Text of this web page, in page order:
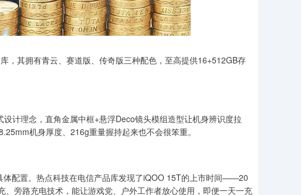
，其拥有青云、赛道版、传奇版三种配色，至高提供16+512GB存
计理念，直角金属中框+悬浮Deco镜头模组造型让机身辨识度拉
机身厚度、216g重量握持起来也不会很笨重。
配置。热点科技在电信产品库发现了iQOO 15T的上市时间——20
旁路充电技术，能让游戏党、户外工作者放心使用，即便一天一充